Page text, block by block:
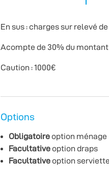
En sus : charges sur relevé
Acompte de 30% du
Caution : 1000€
Options
Obligatoireoption ménage
Facultativeoption draps
Facultativeoption